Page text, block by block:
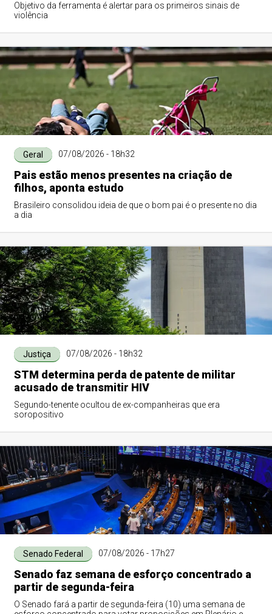
Objetivo da ferramenta é alertar para os primeiros sinais de
violência
Geral 07/08/2026 - 18h32
Pais estão menos presentes na criação de
filhos, aponta estudo
Brasileiro consolidou ideia de que o bom pai é o presente no dia
a dia
Justiça 07/08/2026 - 18h32
STM determina perda de patente de militar
acusado de transmitir HIV
Segundo-tenente ocultou de ex-companheiras que era
soropositivo
Senado Federal 07/08/2026 - 17h27
Senado faz semana de esforço concentrado a
partir de segunda-feira
O Senado fará a partir de segunda-feira (10) uma semana de